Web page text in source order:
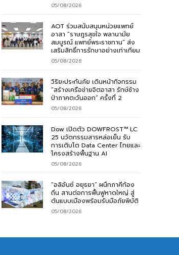
05/08/2026
AOT ร่วมสนับสนุนหน่วยแพทย์
อาสา “ราษฎรสุขใจ พลานามัย
สมบูรณ์ แพทย์พระราชทาน” ส่ง
เสริมสิทธิ์การรักษาอย่างเท่าเทียม
05/08/2026
วิริยะประกันภัย เดินหน้ากิจกรรม
“สร้างเครือข่ายจิตอาสา รักษ์ช้าง
ป่าภาคตะวันออก” ครั้งที่ 2
05/08/2026
Dow เปิดตัว DOWFROST™ LC
25 นวัตกรรมสารหล่อเย็น รับ
การเติบโต Data Center ไทยและ
โครงสร้างพื้นฐาน AI
05/08/2026
“อลิอันซ์ อยุธยา” ผนึกภาคีท้อง
ถิ่น สานต่อการฟื้นฟูหาดใหญ่ สู่
ต้นแบบเมืองพร้อมรับมือภัยพิบัติ
05/08/2026